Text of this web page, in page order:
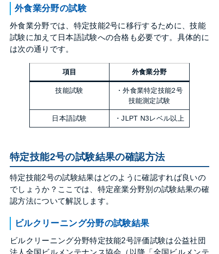
外食業分野の試験
外食業分野では、特定技能2号に移行するために、技能
試験に加えて日本語試験への合格も必要です。具体的に
は次の通りです。
項目 外食業分野
技能試験
・外食業特定技能2号
技能測定試験
日本語試験 ・JLPT N3レベル以上
特定技能2号の試験結果の確認方法
特定技能2号の試験結果はどのように確認すれば良いの
でしょうか？ここでは、特定産業分野別の試験結果の確
認方法について解説します。
ビルクリーニング分野の試験結果
ビルクリーニング分野特定技能2号評価試験は公益社団
法人全国ビルメンテナンス協会（以降「全国ビルメンテ